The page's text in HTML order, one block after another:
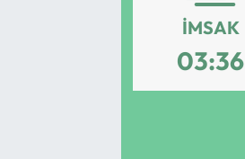
İMSAK
03:36